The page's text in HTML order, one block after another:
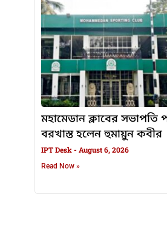
মহামেডান ক্লাবের সভাপতি
বরখাস্ত হলেন হুমায়ুন কবীর
IPT Desk August 6, 2026
Read Now »